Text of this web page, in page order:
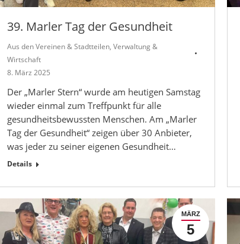
39. Marler Tag der Gesundheit
Aus den Vereinen & Stadtteilen, Verwaltung &
Wirtschaft
8. März 2025
Der „Marler Stern“ wurde am heutigen Samstag
wieder einmal zum Treffpunkt für alle
gesundheitsbewussten Menschen. Am „Marler
Tag der Gesundheit“ zeigen über 30 Anbieter,
was jeder zu seiner eigenen Gesundheit…
Details
MÄRZ
5